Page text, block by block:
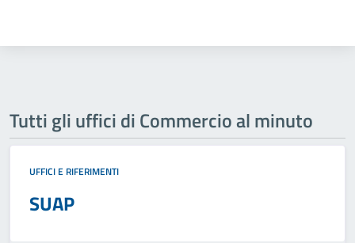
Tutti gli uffici di Commercio al minuto
UFFICI E RIFERIMENTI
SUAP